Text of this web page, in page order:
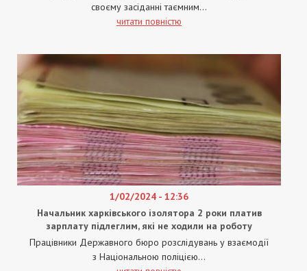
своєму засіданні таємним...
читати повністю
1/02/2024 - 12:36
Начальник харківського ізолятора 2 роки платив
зарплату підлеглим, які не ходили на роботу
Працівники Державного бюро розслідувань у взаємодії
з Національною поліцією...